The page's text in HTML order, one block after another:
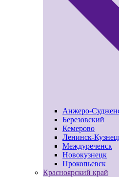
Анжеро-
Березовский
Кемерово
Ленинск-
Междуреченск
Новокузнецк
Прокопьевск
Красноярский край